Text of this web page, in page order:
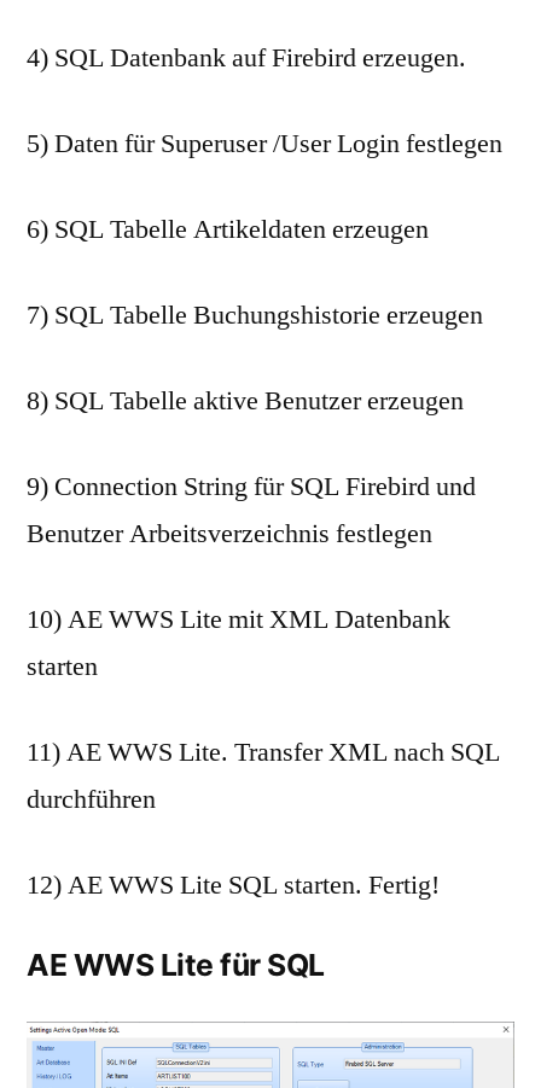
4) SQL Datenbank auf Firebird erzeugen.
5) Daten für Superuser /User Login festlegen
6) SQL Tabelle Artikeldaten erzeugen
7) SQL Tabelle Buchungshistorie erzeugen
8) SQL Tabelle aktive Benutzer erzeugen
9) Connection String für SQL Firebird und
Benutzer Arbeitsverzeichnis festlegen
10) AE WWS Lite mit XML Datenbank
starten
11) AE WWS Lite. Transfer XML nach SQL
durchführen
12) AE WWS Lite SQL starten. Fertig!
AE WWS Lite für SQL